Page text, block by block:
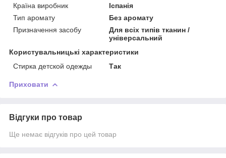
Країна виробник
Іспанія
Тип аромату
Без аромату
Призначення засобу
Для всіх типів тканин /
універсальний
Користувальницькі характеристики
Стирка детской одежды
Так
Приховати
Відгуки про товар
Ще немає відгуків про цей товар